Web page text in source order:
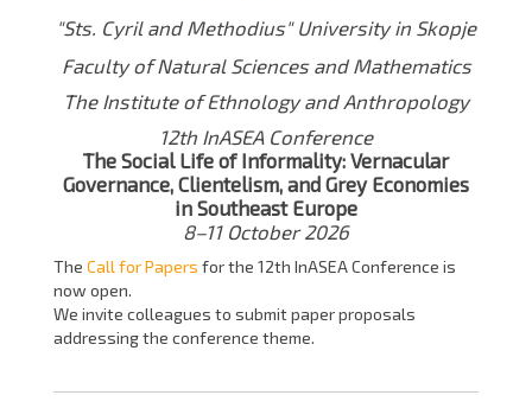
"Sts. Cyril and Methodius" University in Skopje
Faculty of Natural Sciences and Mathematics
The Institute of Ethnology and Anthropology
12th InASEA Conference
The Social Life of Informality: Vernacular
Governance, Clientelism, and Grey Economies
in Southeast Europe
8–11 October 2026
The Call for Papers for the 12th InASEA Conference is
now open.
We invite colleagues to submit paper proposals
addressing the conference theme.